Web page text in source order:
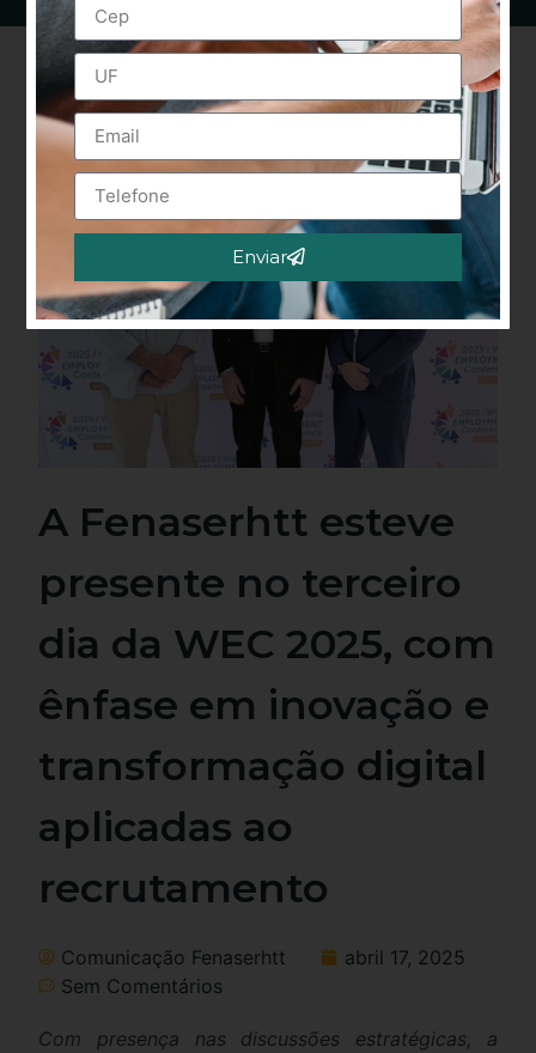
A Fenaserhtt esteve
presente no terceiro
dia da WEC 2025, com
ênfase em inovação e
transformação digital
aplicadas ao
recrutamento
Comunicação Fenaserhtt
abril 17, 2025
Sem Comentários
Com presença nas discussões estratégicas, a
Enviar
Alternative: